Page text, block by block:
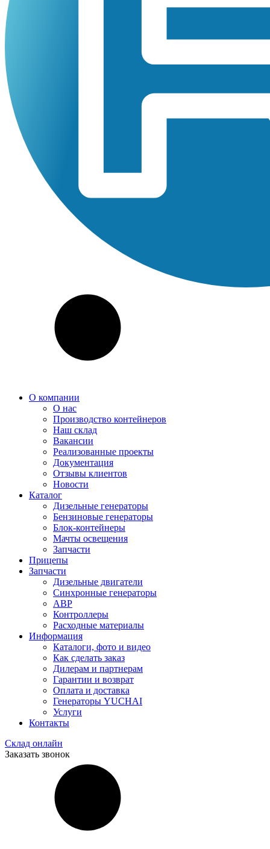
О компании
О нас
Производство контейнеров
Наш склад
Вакансии
Реализованные проекты
Документация
Отзывы клиентов
Новости
Каталог
Дизельные генераторы
Бензиновые генераторы
Блок-контейнеры
Мачты освещения
Запчасти
Прицепы
Запчасти
Дизельные двигатели
Синхронные генераторы
АВР
Контроллеры
Расходные материалы
Информация
Каталоги, фото и видео
Как сделать заказ
Дилерам и партнерам
Гарантии и возврат
Оплата и доставка
Генераторы YUCHAI
Услуги
Контакты
Склад онлайн
Заказать звонок